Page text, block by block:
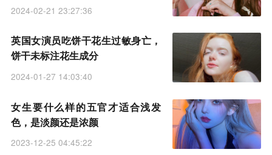
2024-02-21 23:27:36
英国女演员吃饼干花生过敏身亡，
饼干未标注花生成分
2024-01-27 14:03:40
女生要什么样的五官才适合浅发
色，是淡颜还是浓颜
2023-12-25 04:45:22